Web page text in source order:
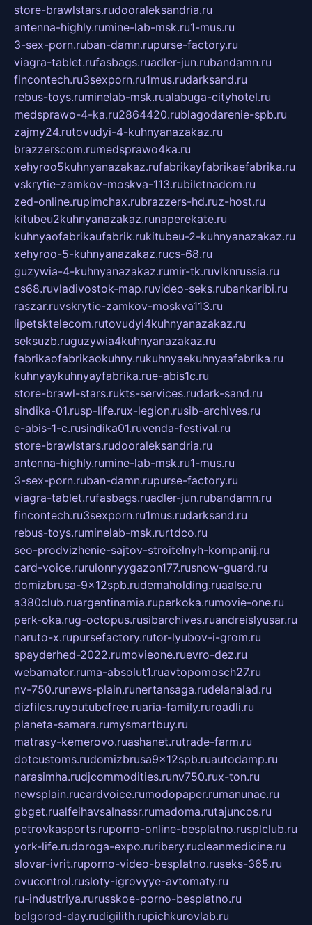
store-brawlstars.rudooraleksandria.ru
antenna-highly.rumine-lab-msk.ru1-mus.ru
3-sex-porn.ruban-damn.rupurse-factory.ru
viagra-tablet.rufasbags.ruadler-jun.rubandamn.ru
fincontech.ru3sexporn.ru1mus.rudarksand.ru
rebus-toys.ruminelab-msk.rualabuga-cityhotel.ru
medsprawo-4-ka.ru2864420.rublagodarenie-spb.ru
zajmy24.rutovudyi-4-kuhnyanazakaz.ru
brazzerscom.rumedsprawo4ka.ru
xehyroo5kuhnyanazakaz.rufabrikayfabrikaefabrika.ru
vskrytie-zamkov-moskva-113.rubiletnadom.ru
zed-online.rupimchax.rubrazzers-hd.ruz-host.ru
kitubeu2kuhnyanazakaz.runaperekate.ru
kuhnyaofabrikaufabrik.rukitubeu-2-kuhnyanazakaz.ru
xehyroo-5-kuhnyanazakaz.rucs-68.ru
guzywia-4-kuhnyanazakaz.rumir-tk.ruvlknrussia.ru
cs68.ruvladivostok-map.ruvideo-seks.rubankaribi.ru
raszar.ruvskrytie-zamkov-moskva113.ru
lipetsktelecom.rutovudyi4kuhnyanazakaz.ru
seksuzb.ruguzywia4kuhnyanazakaz.ru
fabrikaofabrikaokuhny.rukuhnyaekuhnyaafabrika.ru
kuhnyaykuhnyayfabrika.rue-abis1c.ru
store-brawl-stars.rukts-services.rudark-sand.ru
sindika-01.rusp-life.rux-legion.rusib-archives.ru
e-abis-1-c.rusindika01.ruvenda-festival.ru
store-brawlstars.rudooraleksandria.ru
antenna-highly.rumine-lab-msk.ru1-mus.ru
3-sex-porn.ruban-damn.rupurse-factory.ru
viagra-tablet.rufasbags.ruadler-jun.rubandamn.ru
fincontech.ru3sexporn.ru1mus.rudarksand.ru
rebus-toys.ruminelab-msk.rurtdco.ru
seo-prodvizhenie-sajtov-stroitelnyh-kompanij.ru
card-voice.rurulonnyygazon177.rusnow-guard.ru
domizbrusa-9x12spb.rudemaholding.ruaalse.ru
a380club.ruargentinamia.ruperkoka.rumovie-one.ru
perk-oka.rug-octopus.rusibarchives.ruandreislyusar.ru
naruto-x.rupursefactory.rutor-lyubov-i-grom.ru
spayderhed-2022.rumovieone.ruevro-dez.ru
webamator.ruma-absolut1.ruavtopomosch27.ru
nv-750.runews-plain.runertansaga.rudelanalad.ru
dizfiles.ruyoutubefree.ruaria-family.ruroadli.ru
planeta-samara.rumysmartbuy.ru
matrasy-kemerovo.ruashanet.rutrade-farm.ru
dotcustoms.rudomizbrusa9x12spb.ruautodamp.ru
narasimha.rudjcommodities.runv750.rux-ton.ru
newsplain.rucardvoice.rumodopaper.rumanunae.ru
gbget.rualfeihavsalnassr.rumadoma.rutajuncos.ru
petrovkasports.ruporno-online-besplatno.rusplclub.ru
york-life.rudoroga-expo.ruribery.rucleanmedicine.ru
slovar-ivrit.ruporno-video-besplatno.ruseks-365.ru
ovucontrol.rusloty-igrovyye-avtomaty.ru
ru-industriya.rurusskoe-porno-besplatno.ru
belgorod-day.rudigilith.rupichkurovlab.ru